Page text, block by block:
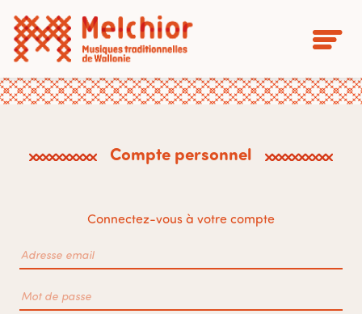
Compte personnel
Connectez-vous à votre compte